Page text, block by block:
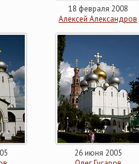
18 февраля 2008
Алексей Александров
26 июня 2005